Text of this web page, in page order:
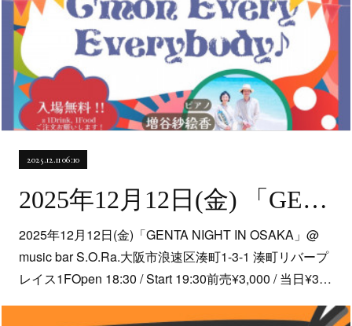
2025.12.11 06:10
2025年12月12日(金) 「GENTA NIGHT IN OSAKA」 @ なんば・music bar S.O.Ra.
2025年12月12日(金)「GENTA NIGHT IN OSAKA」@
music bar S.O.Ra.大阪市浪速区湊町1-3-1 湊町リバープ
レイス1FOpen 18:30 / Start 19:30前売¥3,000 / 当日¥3…